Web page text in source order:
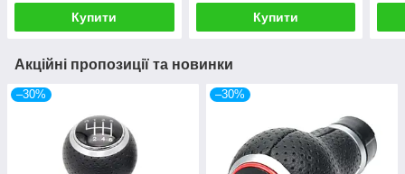
Купити Купити
Акційні пропозиції та новинки
–30% –30%